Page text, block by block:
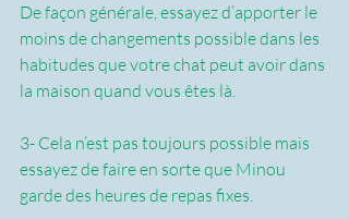
De façon générale, essayez d’apporter le
moins de changements possible dans les
habitudes que votre chat peut avoir dans
la maison quand vous êtes là.
3- Cela n’est pas toujours possible mais
essayez de faire en sorte que Minou
garde des heures de repas fixes.